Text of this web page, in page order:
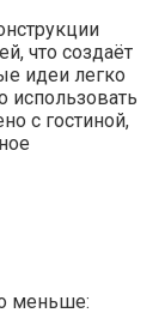
что создаёт
идеи легко
использовать
с гостиной,
меньше: